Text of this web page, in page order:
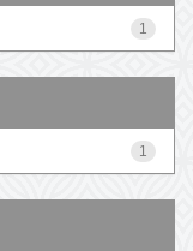
1
1